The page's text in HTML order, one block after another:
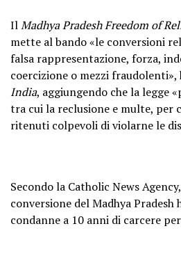
IlMadhya Pradesh Freedom of
mette al bando «le conversioni
falsa rappresentazione, forza,
coercizione o mezzi
India, aggiungendo che la legge
tra cui la reclusione e multe, per
ritenuti colpevoli di violarne le
Secondo la Catholic News
conversione del Madhya
condanne a 10 anni di carcere